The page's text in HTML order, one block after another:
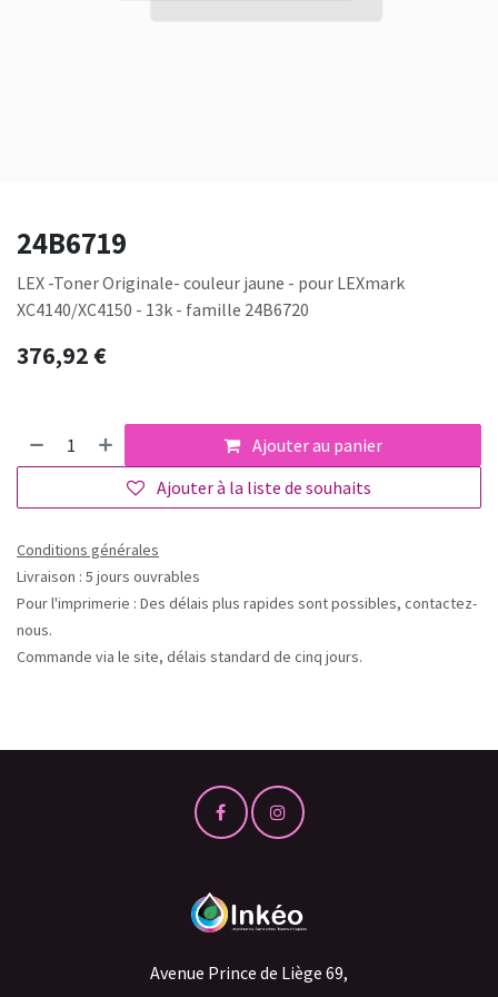
24B6719
LEX -Toner Originale- couleur jaune - pour LEXmark
XC4140/XC4150 - 13k - famille 24B6720
376,92€
Ajouter au panier
Ajouter à la liste de souhaits
Conditions générales
Livraison : 5 jours ouvrables
Pour l'imprimerie : Des délais plus rapides sont possibles, contactez-
nous.
Commande via le site, délais standard de cinq jours.
Avenue Prince de Liège 69,